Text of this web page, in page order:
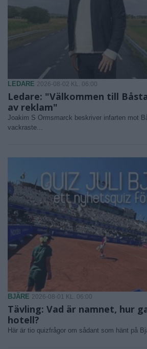
LEDARE 2026-08-02 KL. 06:00
Ledare: "Välkommen till
av reklam"
Joakim S Ormsmarck beskriver infarten mot
vackraste...
BJÄRE 2026-08-01 KL. 06:00
Tävling: Vad är namnet, hur
hotell?
Här är tio quizfrågor om sådant som hänt på